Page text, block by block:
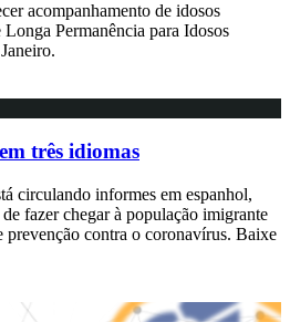
acompanhamento de idosos
Permanência para Idosos
três idiomas
circulando informes em espanhol,
fazer chegar à população imigrante
prevenção contra o coronavírus. Baixe